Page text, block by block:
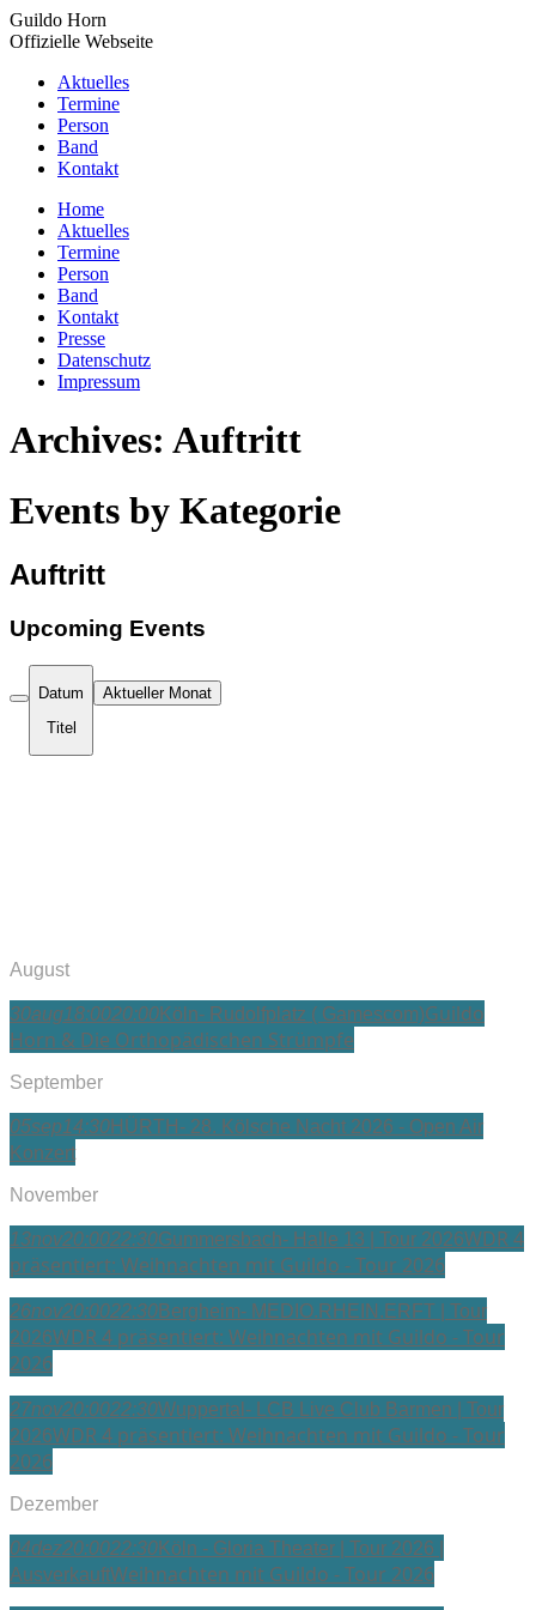
Zum
Inhalt
Guildo Horn
Offizielle Webseite
Aktuelles
Termine
Person
Band
Kontakt
YouTube
page
opens
new
window
Facebook
page
opens
new
window
page
opens
new
window
Instagram
page
opens
new
window
Home
Aktuelles
Termine
Person
Band
Kontakt
Presse
Datenschutz
Impressum
Archives: Auftritt
Events by Kategorie
Auftritt
Upcoming Events
Datum
Titel
Aktueller Monat
August
30aug18:0020:00Köln- Rudolfplatz ( Gamescom)Guildo
Horn & Die Orthopädischen Strümpfe
September
05sep14:30HÜRTH- 28. Kölsche Nacht 2026 - Open Air
Konzert
November
13nov20:0022:30Gummersbach- Halle 13 | Tour 2026WDR 4
präsentiert: Weihnachten mit Guildo - Tour 2026
26nov20:0022:30Bergheim- MEDIO.RHEIN.ERFT | Tour
2026WDR 4 präsentiert: Weihnachten mit Guildo - Tour
2026
27nov20:0022:30Wuppertal- LCB Live Club Barmen | Tour
2026WDR 4 präsentiert: Weihnachten mit Guildo - Tour
2026
Dezember
04dez20:0022:30Köln - Gloria Theater | Tour 2026 |
AusverkauftWeihnachten mit Guildo - Tour 2026